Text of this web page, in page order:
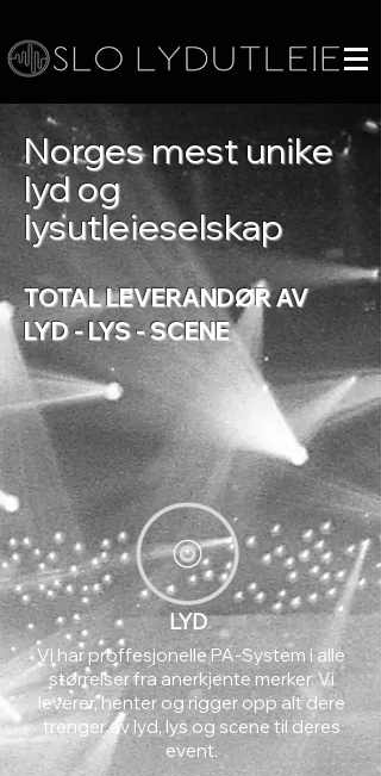
Norges mest unike
lyd og
lysutleieselskap
TOTAL LEVERANDØR AV
LYD - LYS - SCENE
LYD
Vi har proffesjonelle PA-System i alle
størrelser fra anerkjente merker. Vi
leverer, henter og rigger opp alt dere
trenger av lyd, lys og scene til deres
event.